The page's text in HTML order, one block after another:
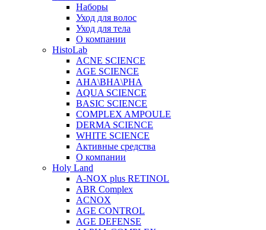
Наборы
Уход для волос
Уход для тела
О компании
HistoLab
ACNE SCIENCE
AGE SCIENCE
AHA\BHA\PHA
AQUA SCIENCE
BASIC SCIENCE
COMPLEX AMPOULE
DERMA SCIENCE
WHITE SCIENCE
Активные средства
О компании
Holy Land
A-NOX plus RETINOL
ABR Complex
ACNOX
AGE CONTROL
AGE DEFENSE